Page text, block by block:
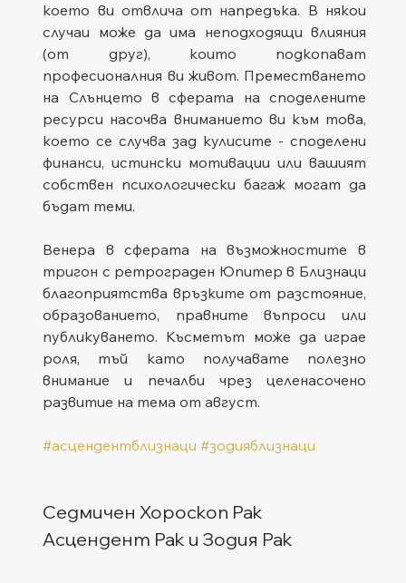
което ви отвлича от напредъка. В някои
случаи може да има неподходящи влияния
(от друг), които подкопават
професионалния ви живот. Преместването
на Слънцето в сферата на споделените
ресурси насочва вниманието ви към това,
което се случва зад кулисите - споделени
финанси, истински мотивации или вашият
собствен психологически багаж могат да
бъдат теми.
Венера в сферата на възможностите в
тригон с ретрограден Юпитер в Близнаци
благоприятства връзките от разстояние,
образованието, правните въпроси или
публикуването. Късметът може да играе
роля, тъй като получавате полезно
внимание и печалби чрез целенасочено
развитие на тема от август.
#асцендентблизнаци #зодияблизнаци
Седмичен Хороскоп Рак
Асцендент Рак и Зодия Рак